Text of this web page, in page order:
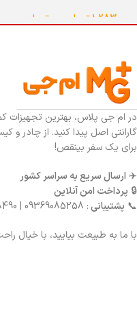
1,283,000تومان تومان
در ام جی پلاس، بهترین تجهیزات
گارانتی اصل پیدا کنید. از چادر و
برای یک سفر بینقص!
✈️ ارسال سریع به سراسر کشور
🔒 پرداخت امن آنلاین
📞 پشتیبانی: 09369085258 | 09393198490
با ما به طبیعت بیایید، با خیال